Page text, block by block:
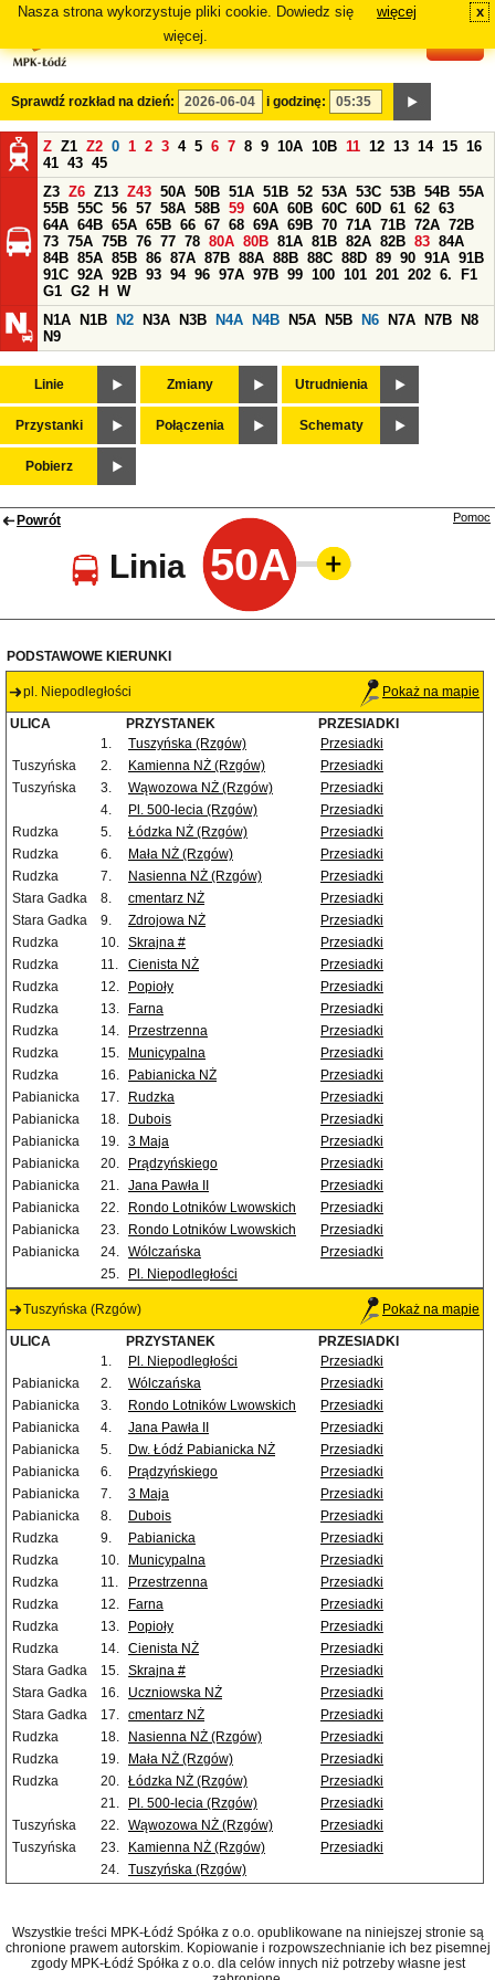
Nasza strona wykorzystuje pliki cookie. Dowiedz się
więcej.
więcej x
Sprawdź rozkład na dzień: i godzinę:
Z Z1 Z2 0 1 2 3 4 5 6 7 8 9 10A 10B 11 12 13 14 15 16
41 43 45
Z3 Z6 Z13 Z43 50A 50B 51A 51B 52 53A 53C 53B 54B 55A
55B 55C 56 57 58A 58B 59 60A 60B 60C 60D 61 62 63
64A 64B 65A 65B 66 67 68 69A 69B 70 71A 71B 72A 72B
73 75A 75B 76 77 78 80A 80B 81A 81B 82A 82B 83 84A
84B 85A 85B 86 87A 87B 88A 88B 88C 88D 89 90 91A 91B
91C 92A 92B 93 94 96 97A 97B 99 100 101 201 202 6.
F1
G1 G2 H
W
N1A
N1B N2 N3A N3B N4A N4B N5A N5B N6 N7A N7B
N8
N9
Linie Zmiany Utrudnienia
Przystanki Połączenia Schematy
Pobierz
Powrót
Linia 50A
Pomoc
PODSTAWOWE KIERUNKI
pl. Niepodległości Pokaż na mapie
ULICA PRZYSTANEK
PRZESIADKI
1.
Tuszyńska (Rzgów)
Przesiadki
Tuszyńska
2. Kamienna NŻ (Rzgów)
Przesiadki
Tuszyńska
3. Wąwozowa NŻ (Rzgów)
Przesiadki
4.
Pl. 500-lecia (Rzgów)
Przesiadki
Rudzka
5. Łódzka NŻ (Rzgów)
Przesiadki
Rudzka
6. Mała NŻ (Rzgów)
Przesiadki
Rudzka
7. Nasienna NŻ (Rzgów)
Przesiadki
Stara Gadka
8. cmentarz NŻ
Przesiadki
Stara Gadka
9. Zdrojowa NŻ
Przesiadki
Rudzka
10. Skrajna #
Przesiadki
Rudzka
11. Cienista NŻ
Przesiadki
Rudzka
12. Popioły
Przesiadki
Rudzka
13. Farna
Przesiadki
Rudzka
14. Przestrzenna
Przesiadki
Rudzka
15. Municypalna
Przesiadki
Rudzka
16. Pabianicka NŻ
Przesiadki
Pabianicka
17. Rudzka
Przesiadki
Pabianicka
18. Dubois
Przesiadki
Pabianicka
19. 3 Maja
Przesiadki
Pabianicka
20. Prądzyńskiego
Przesiadki
Pabianicka
21. Jana Pawła II
Przesiadki
Pabianicka
22. Rondo Lotników Lwowskich
Przesiadki
Pabianicka
23. Rondo Lotników Lwowskich
Przesiadki
Pabianicka
24. Wólczańska
Przesiadki
25.
Pl. Niepodległości
Tuszyńska (Rzgów) Pokaż na mapie
ULICA PRZYSTANEK
PRZESIADKI
1.
Pl. Niepodległości
Przesiadki
Pabianicka
2. Wólczańska
Przesiadki
Pabianicka
3. Rondo Lotników Lwowskich
Przesiadki
Pabianicka
4. Jana Pawła II
Przesiadki
Pabianicka
5. Dw. Łódź Pabianicka NŻ
Przesiadki
Pabianicka
6. Prądzyńskiego
Przesiadki
Pabianicka
7. 3 Maja
Przesiadki
Pabianicka
8. Dubois
Przesiadki
Rudzka
9. Pabianicka
Przesiadki
Rudzka
10. Municypalna
Przesiadki
Rudzka
11. Przestrzenna
Przesiadki
Rudzka
12. Farna
Przesiadki
Rudzka
13. Popioły
Przesiadki
Rudzka
14. Cienista NŻ
Przesiadki
Stara Gadka
15. Skrajna #
Przesiadki
Stara Gadka
16. Uczniowska NŻ
Przesiadki
Stara Gadka
17. cmentarz NŻ
Przesiadki
Rudzka
18. Nasienna NŻ (Rzgów)
Przesiadki
Rudzka
19. Mała NŻ (Rzgów)
Przesiadki
Rudzka
20. Łódzka NŻ (Rzgów)
Przesiadki
21.
Pl. 500-lecia (Rzgów)
Przesiadki
Tuszyńska
22. Wąwozowa NŻ (Rzgów)
Przesiadki
Tuszyńska
23. Kamienna NŻ (Rzgów)
Przesiadki
24. Tuszyńska (Rzgów)
Wszystkie treści MPK-Łódź Spółka z o.o. opublikowane na niniejszej stronie są
chronione prawem autorskim. Kopiowanie i rozpowszechnianie ich bez pisemnej
zgody MPK-Łódź Spółka z o.o. dla celów innych niż potrzeby własne jest